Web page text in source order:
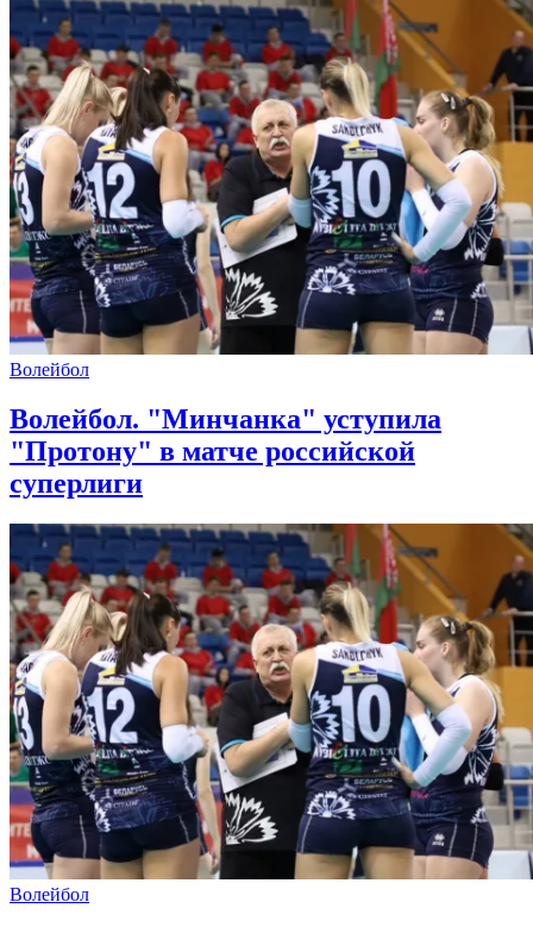
Волейбол
Волейбол. "Минчанка" уступила
"Протону" в матче российской
суперлиги
Волейбол